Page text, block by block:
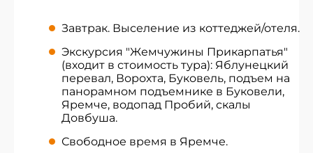
Завтрак. Выселение из коттеджей/отеля.
Экскурсия "Жемчужины Прикарпатья"
(входит в стоимость тура): Яблунецкий
перевал, Ворохта, Буковель, подъем на
панорамном подъемнике в Буковели,
Яремче, водопад Пробий, скалы
Довбуша.
Свободное время в Яремче.